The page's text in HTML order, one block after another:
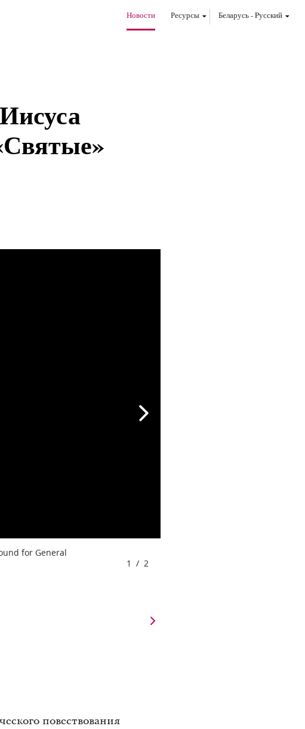
Новости Ресурсы Беларусь-Pусский
for General
1 / 2
повествования